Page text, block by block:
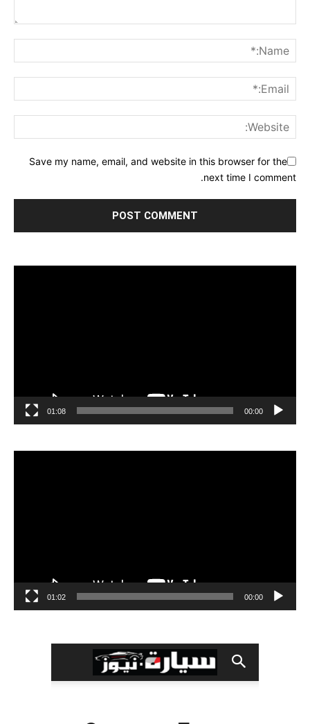
Save my name, email, and website in this browser for the
next time I comment.
00:00
01:08
00:00
01:02